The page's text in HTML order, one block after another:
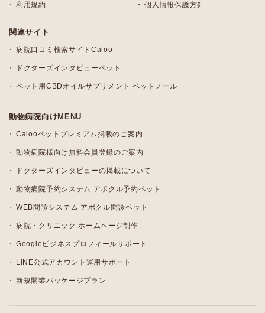
利用規約 個人情報保護方針
関連サイト
病院口コミ検索サイトCaloo
ドクターズインタビューペット
ペット用CBDオイルサプリメント ペットノール
動物病院向けMENU
Calooペットプレミアム掲載のご案内
動物病院様向け無料会員登録のご案内
ドクターズインタビューの掲載について
動物病院予約システム アポクル予約ペット
WEB問診システム アポクル問診ペット
病院・クリニック ホームページ制作
Googleビジネスプロフィールサポート
LINE公式アカウント運用サポート
新規開業パッケージプラン